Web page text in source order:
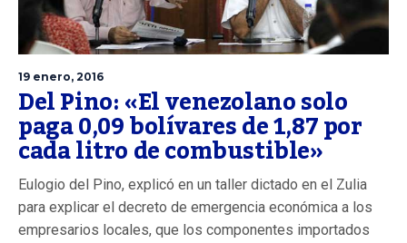
19 enero, 2016
Del Pino: «El venezolano solo
paga 0,09 bolívares de 1,87 por
cada litro de combustible»
Eulogio del Pino, explicó en un taller dictado en el Zulia
para explicar el decreto de emergencia económica a los
empresarios locales, que los componentes importados